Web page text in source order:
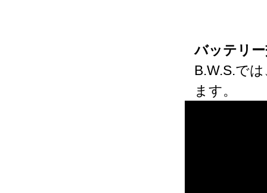
バッテリ
B.W.S.で
ます。